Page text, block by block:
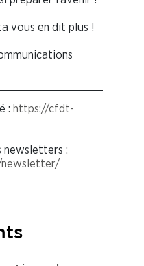
vous en dit plus !
: https://cfdt-
newsletters :